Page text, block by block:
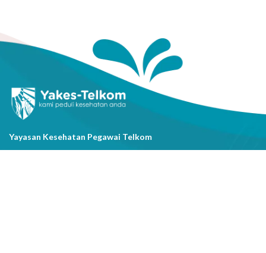
Yayasan Kesehatan Pegawai Telkom